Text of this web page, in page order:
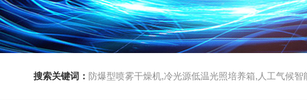
搜索关键词： 防爆型喷雾干燥机,冷光源低温光照培养箱,人工气候智